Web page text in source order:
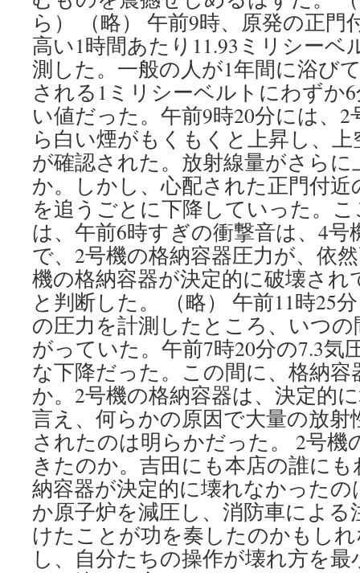
ら） （略） 午前9時、原発の正門
高い1時間あたり11.93ミリシーベ
測した。一般の人が1年間に浴び
される1ミリシーベルトにわずか
い値だった。午前9時20分には、
ら白い煙がもくもくと上昇し、
が確認された。放射線量がさら
か。しかし、心配された正門付近
を追うごとに下降していった。
は、午前6時すぎの衝撃音は、4
で、2号機の格納容器圧力が、依
機の格納容器が決定的に破壊さ
と判断した。 （略） 午前11時25
の圧力を計測したところ、いつの
がっていた。午前7時20分の7.3気
な下降だった。この間に、格納
か。2号機の格納容器は、決定的
言え、何らかの原因で大量の放射
されたのは明らかだった。 2号機
きたのか。吉田にも本店の誰に
納容器が決定的に壊れなかった
か原子炉を減圧し、消防車によ
けたことが功を奏したのかもし
し、自分たちの操作が壊れ方を